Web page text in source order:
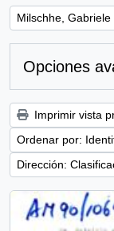
Remove filter:
Milschhe, Gabriele
Opciones
Imprimir vista
Ordenar por:
Dirección: